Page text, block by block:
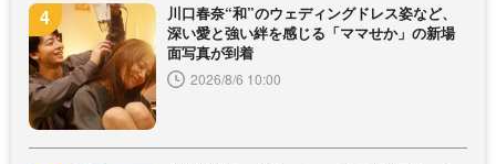
川口春奈“和”のウェディングドレス姿など、
深い愛と強い絆を感じる「ママせか」の新場
面写真が到着
2026/8/6 10:00